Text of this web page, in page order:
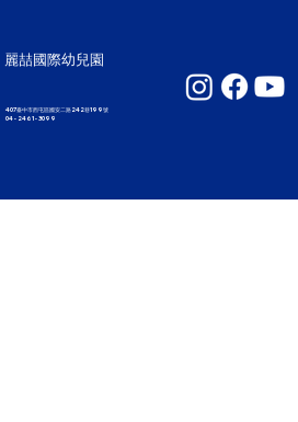
麗喆國際幼兒園
407臺中市西屯區國安二路242巷199號
04 - 2461 - 3099